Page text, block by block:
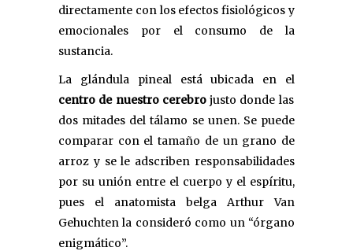
directamente con los efectos fisiológicos y
emocionales por el consumo de la
sustancia.
La glándula pineal está ubicada en el
centro de nuestro cerebrojusto donde las
dos mitades del tálamo se unen. Se puede
comparar con el tamaño de un grano de
arroz y se le adscriben responsabilidades
por su unión entre el cuerpo y el espíritu,
pues el anatomista belga Arthur Van
Gehuchten la consideró como un “órgano
enigmático”.